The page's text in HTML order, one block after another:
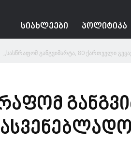
ᲡᲘᲐᲮᲚᲔᲔᲑᲘ ᲞᲝᲚᲘᲢᲘᲙᲐ
,,სასწრაფომ განგვიმარტა, 80 ქართველი